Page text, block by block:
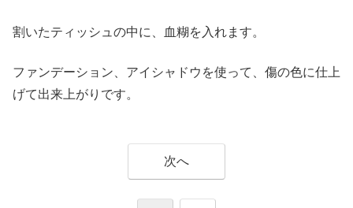
割いたティッシュの中に、血糊を入れます。
ファンデーション、アイシャドウを使って、傷の色に仕上
げて出来上がりです。
次へ